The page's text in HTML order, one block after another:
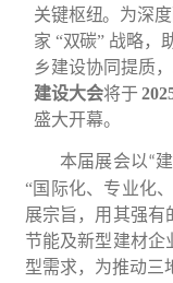
关键枢纽。为深
家 “双碳” 战略，
乡建设协同提质，
建设大会将于
盛大开幕。
本届展会以“
“国际化、专业化
展宗旨，用其强有
节能及新型建材企
型需求，为推动三